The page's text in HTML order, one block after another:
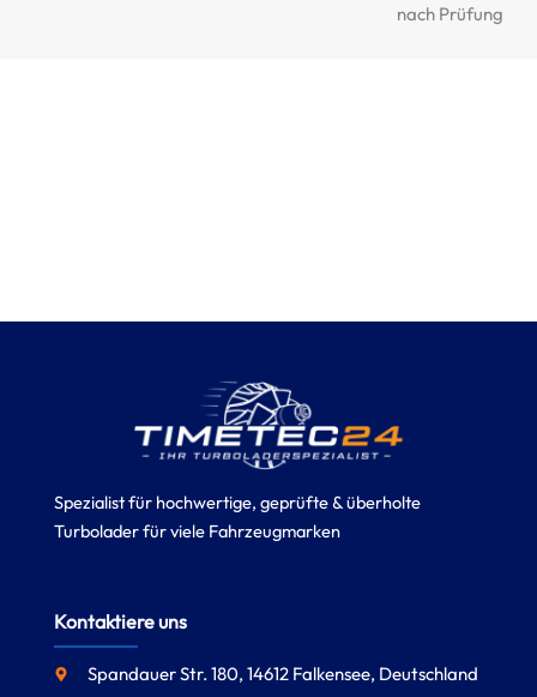
nach Prüfung
Spezialist für hochwertige, geprüfte & überholte
Turbolader für viele Fahrzeugmarken
Kontaktiere uns
Spandauer Str. 180, 14612 Falkensee, Deutschland